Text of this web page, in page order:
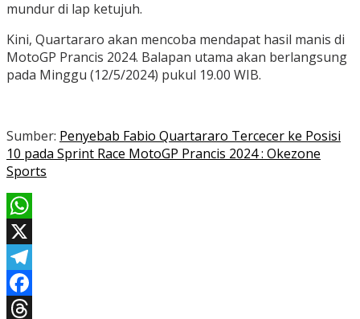
mundur di lap ketujuh.
Kini, Quartararo akan mencoba mendapat hasil manis di
MotoGP Prancis 2024. Balapan utama akan berlangsung
pada Minggu (12/5/2024) pukul 19.00 WIB.
Sumber: Penyebab Fabio Quartararo Tercecer ke Posisi
10 pada Sprint Race MotoGP Prancis 2024 : Okezone
Sports
WhatsApp
X
Telegram
Facebook